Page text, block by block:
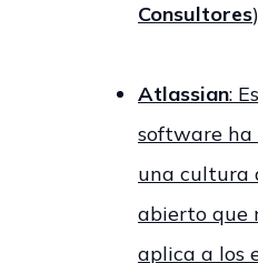
Consultores
Atlassian:
software ha
una cultura
abierto que
aplica a los